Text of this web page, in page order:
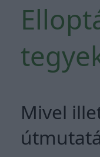
Mivel